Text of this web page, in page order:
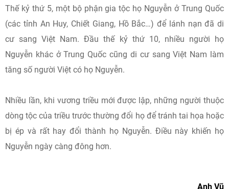
Thế kỷ thứ 5, một bộ phận gia tộc họ Nguyễn ở Trung Quốc
(các tỉnh An Huy, Chiết Giang, Hồ Bắc…) để lánh nạn đã di
cư sang Việt Nam. Đầu thế kỷ thứ 10, nhiều người họ
Nguyễn khác ở Trung Quốc cũng di cư sang Việt Nam làm
tăng số người Việt có họ Nguyễn.
Nhiều lần, khi vương triều mới được lập, những người thuộc
dòng tộc của triều trước thường đổi họ để tránh tai họa hoặc
bị ép và rất hay đổi thành họ Nguyễn. Điều này khiến họ
Nguyễn ngày càng đông hơn.
Anh Vũ